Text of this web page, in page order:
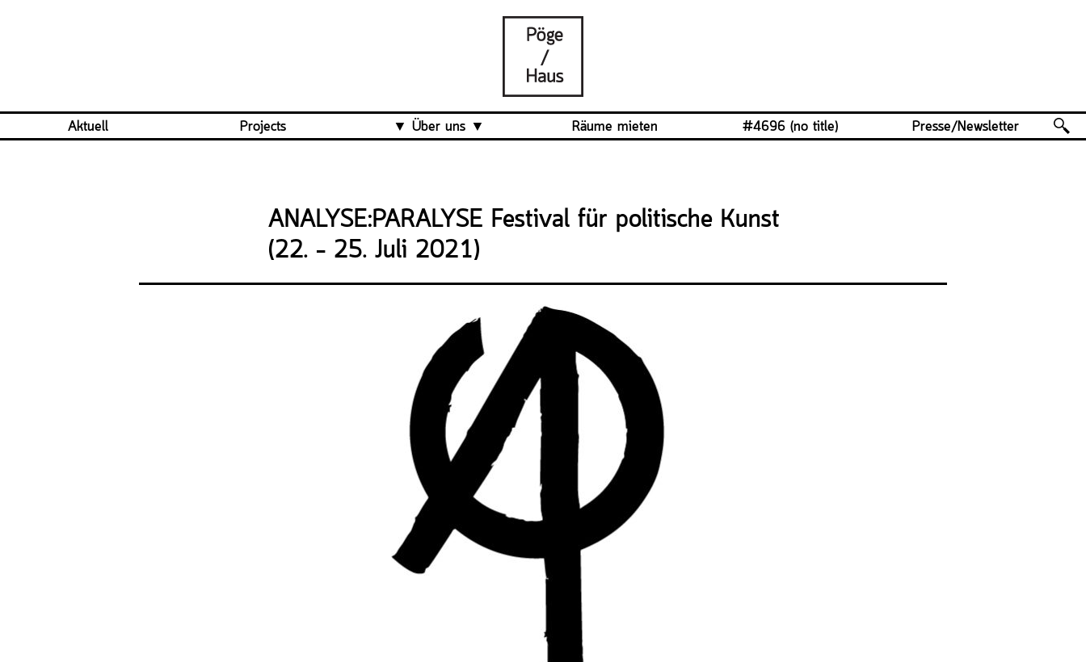
Aktuell Projects
Über uns
Organisation
Mitarbeit
Datenschutz
Räume mieten #4696 (no title) Presse/Newsletter
ANALYSE:PARALYSE Festival für politische Kunst
(22. - 25. Juli 2021)